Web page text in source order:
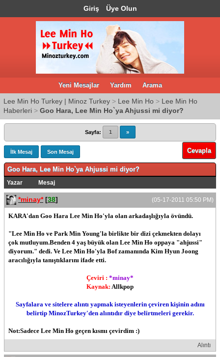
Giriş Üye Olun
Yeni Mesajlar Yardım Arama
Lee Min Ho Turkey | Minoz Turkey > Lee Min Ho > Lee Min Ho
Haberleri > Goo Hara, Lee Min Ho`ya Ahjussi mi diyor?
Sayfa: 1 »
İlk Mesaj Son Mesaj Cevapla
Goo Hara, Lee Min Ho`ya Ahjussi mi diyor?
Yazar Mesaj
(05-17-2011 05:50 PM)
*minay* [38]
KARA'dan Goo Hara Lee Min Ho'yla olan arkadaşlığıyla övündü.
"Lee Min Ho ve Park Min Young'la birlikte bir dizi çekmekten dolayı
çok mutluyum.Benden 4 yaş büyük olan Lee Min Ho oppaya "ahjussi"
diyorum." dedi. Ve Lee Min Ho'yla Bof zamanında Kim Hyun Joong
aracılığıyla tanıştıklarını ifade etti.
Çeviri : *minay*
Kaynak: Allkpop
Sayfalara ve sitelere alıntı yapmak isteyenlerin çeviren kişinin adını
belirtip MinozTurkey'den alıntıdır diye belirtmeleri gerekir.
Not:Sadece Lee Min Ho geçen kısmı çevirdim :)
Alıntı